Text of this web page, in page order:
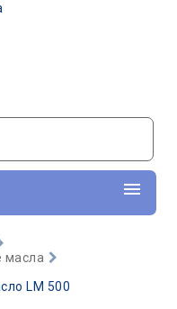
масла
LM 500